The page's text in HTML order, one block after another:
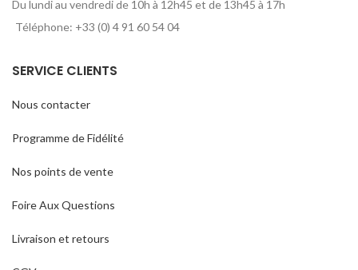
Du lundi au vendredi de 10h à 12h45 et de 13h45 à 17h
Téléphone: +33 (0) 4 91 60 54 04
SERVICE CLIENTS
Nous contacter
Programme de Fidélité
Nos points de vente
Foire Aux Questions
Livraison et retours